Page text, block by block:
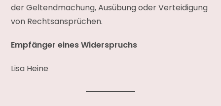
der Geltendmachung, Ausübung oder Verteidigung
von Rechtsansprüchen.
Empfänger eines Widerspruchs
Lisa Heine